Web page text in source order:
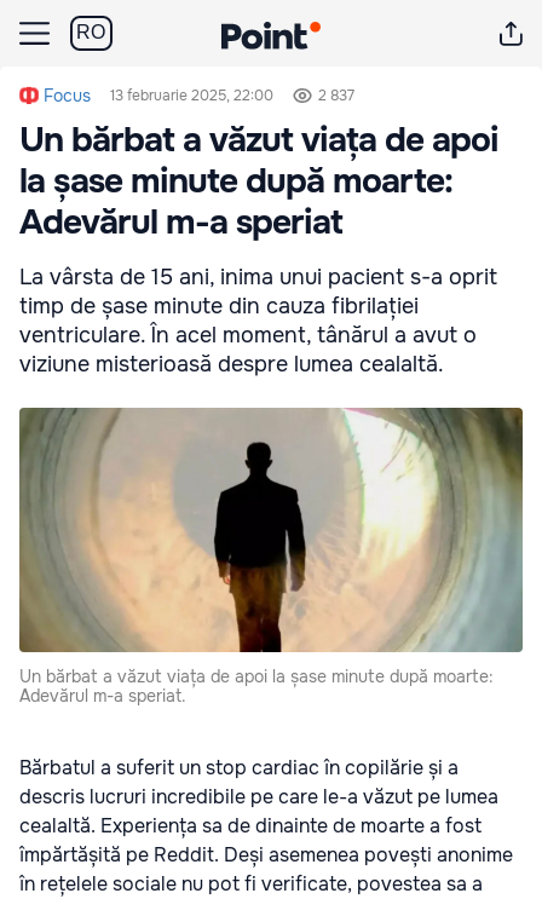
RO
Focus 13 februarie 2025, 22:00 2 837
Un bărbat a văzut viața de apoi
la șase minute după moarte:
Adevărul m-a speriat
La vârsta de 15 ani, inima unui pacient s-a oprit
timp de șase minute din cauza fibrilației
ventriculare. În acel moment, tânărul a avut o
viziune misterioasă despre lumea cealaltă.
Un bărbat a văzut viața de apoi la șase minute după moarte:
Adevărul m-a speriat.
Bărbatul a suferit un stop cardiac în copilărie și a
descris lucruri incredibile pe care le-a văzut pe lumea
cealaltă. Experiența sa de dinainte de moarte a fost
împărtășită pe Reddit. Deși asemenea povești anonime
în rețelele sociale nu pot fi verificate, povestea sa a